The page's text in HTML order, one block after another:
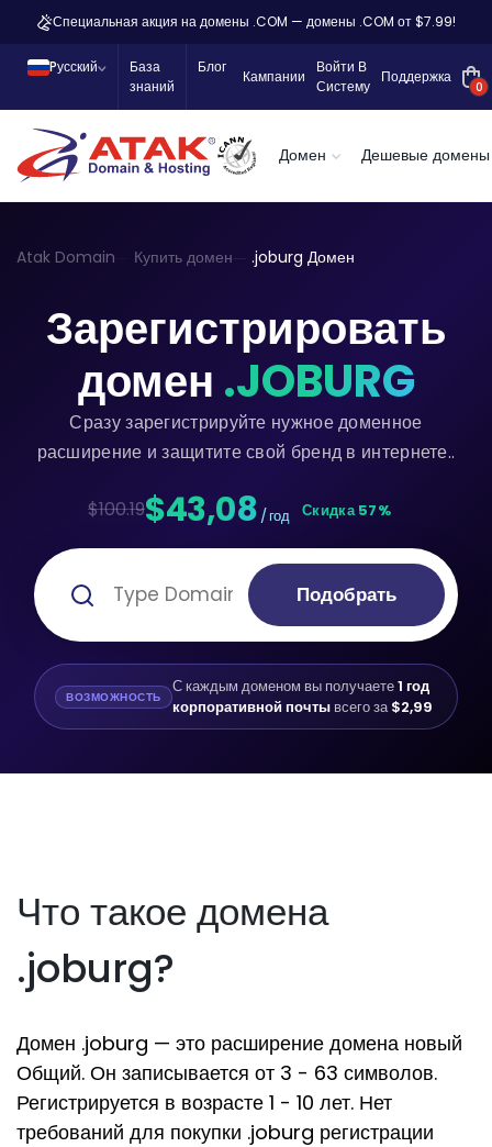
Специальная акция на домены .COM — домены .COM от $7.99!
Pусский
База
знаний
Блог
Кампании
Войти В
Систему
Поддержка
0
Домен Дешевые домены
Atak Domain Купить домен .joburg Домен
Зарегистрировать
домен .JOBURG
Сразу зарегистрируйте нужное доменное
расширение и защитите свой бренд в интернете..
$100.19$43,08 / год Скидка 57%
Подобрать
ВОЗМОЖНОСТЬ С каждым доменом вы получаете1 год
корпоративной почтывсего за$2,99
Что такое домена
.joburg?
Домен .joburg — это расширение домена новый
Общий. Он записывается от 3 - 63 символов.
Регистрируется в возрасте 1 - 10 лет. Нет
требований для покупки .joburg регистрации